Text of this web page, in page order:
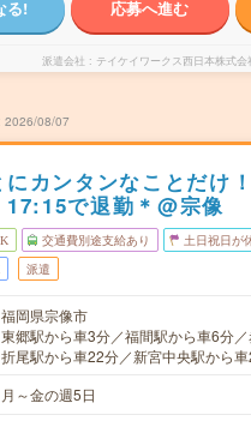
る! 応募へ進む
派遣会社 テイケイワークス西日本株式会
2026/08/07
にカンタンなことだけ
17:15で退勤＊@宗像
交通費別途支給あり 土日祝日が
派遣
福岡県宗像市
東郷駅から車3分／福間駅から車6分
折尾駅から車22分／新宮中央駅から
月～金の週5日